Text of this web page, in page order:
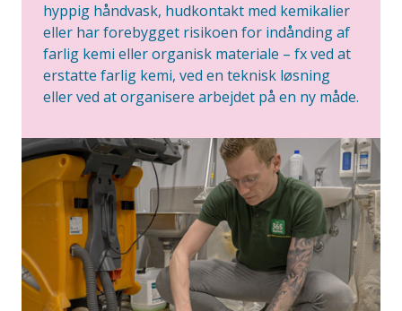
hyppig håndvask, hudkontakt med kemikalier
eller har forebygget risikoen for indånding af
farlig kemi eller organisk materiale – fx ved at
erstatte farlig kemi, ved en teknisk løsning
eller ved at organisere arbejdet på en ny måde.